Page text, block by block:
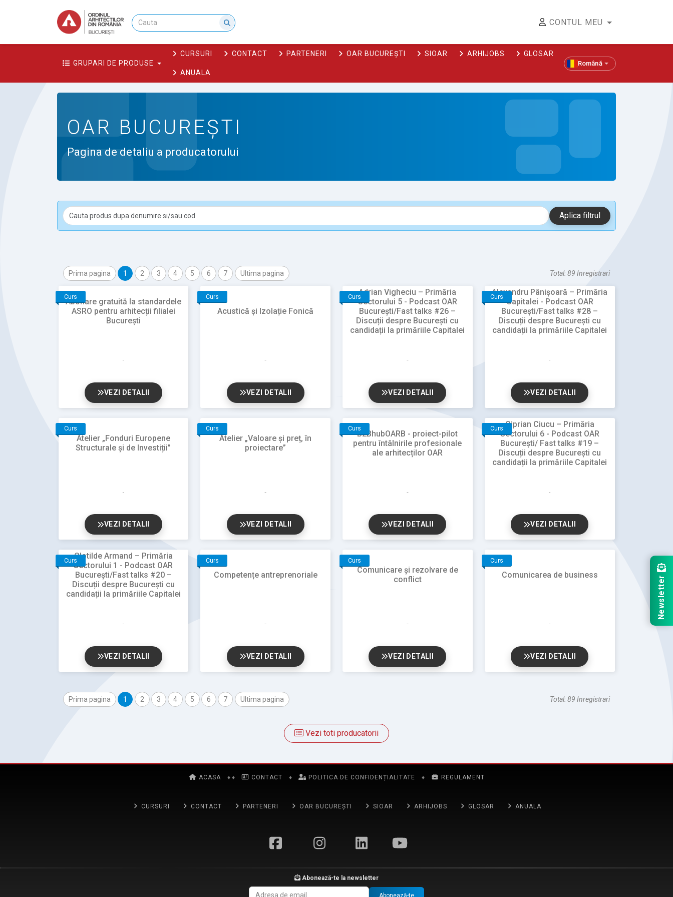
CONTUL MEU
GRUPARI DE PRODUSE
CURSURI CONTACT PARTENERI OAR BUCUREȘTI SIOAR ARHIJOBS GLOSAR
ANUALA
Română
OAR BUCUREȘTI
Pagina de detaliu a producatorului
Aplica filtrul
Total: 89 Inregistrari
Prima pagina 1 2 3 4 5 6 7 Ultima pagina
Curs
Abonare gratuită la standardele
ASRO pentru arhitecții filialei
București
VEZI DETALII
Curs
Acustică și Izolație Fonică
VEZI DETALII
CursAdrian Vigheciu – Primăria
Sectorului 5 - Podcast OAR
București/Fast talks #26 –
Discuții despre București cu
candidații la primăriile Capitalei
VEZI DETALII
Curs
Alexandru Pânișoară – Primăria
Capitalei - Podcast OAR
București/Fast talks #28 –
Discuții despre București cu
candidații la primăriile Capitalei
VEZI DETALII
Curs
Atelier „Fonduri Europene
Structurale și de Investiții”
VEZI DETALII
Curs
Atelier „Valoare și preț, în
proiectare”
VEZI DETALII
CursB2BhubOARB - proiect-pilot
pentru întâlnirile profesionale
ale arhitecților OAR
VEZI DETALII
Curs Ciprian Ciucu – Primăria
Sectorului 6 - Podcast OAR
București/ Fast talks #19 –
Discuții despre București cu
candidații la primăriile Capitalei
VEZI DETALII
CursClotilde Armand – Primăria
Sectorului 1 - Podcast OAR
București/Fast talks #20 –
Discuții despre București cu
candidații la primăriile Capitalei
VEZI DETALII
Curs
Competențe antreprenoriale
VEZI DETALII
Curs
Comunicare și rezolvare de
conflict
VEZI DETALII
Curs
Comunicarea de business
VEZI DETALII
Total: 89 Inregistrari
Prima pagina 1 2 3 4 5 6 7 Ultima pagina
Vezi toti producatorii
ACASA ♦ ♦ CONTACT ♦ POLITICA DE CONFIDENȚIALITATE ♦ REGULAMENT
CURSURI CONTACT PARTENERI OAR BUCUREȘTI SIOAR ARHIJOBS GLOSAR ANUALA
Abonează-te la newsletter
Abonează-te
Newsletter